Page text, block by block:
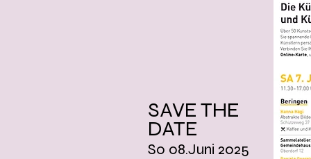
SAVE THE
DATE
So 08.Juni 2025